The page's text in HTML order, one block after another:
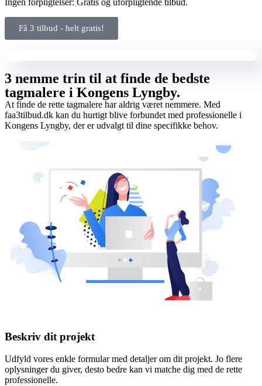
Få 3 tilbud - helt gratis!
3 nemme trin til at finde de bedste
tagmalere i Kongens Lyngby.
At finde de rette tagmalere har aldrig været nemmere. Med
faa3tilbud.dk kan du hurtigt blive forbundet med professionelle i
Kongens Lyngby, der er udvalgt til dine specifikke behov.
Beskriv dit projekt
Udfyld vores enkle formular med detaljer om dit projekt. Jo flere
oplysninger du giver, desto bedre kan vi matche dig med de rette
professionelle.